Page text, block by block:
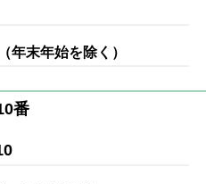
年末年始を除く）
番